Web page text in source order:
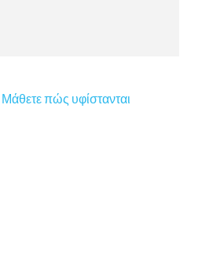
Μάθετε πώς υφίστανται